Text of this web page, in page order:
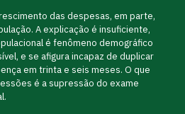
das despesas, em parte,
A explicação é insuficiente,
é fenômeno demográfico
e se afigura incapaz de duplicar
em trinta e seis meses. O que
é a supressão do exame